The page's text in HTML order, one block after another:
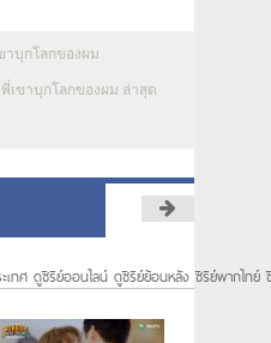
าบุกโลกของผม
พี่เขาบุกโลกของผม ล่าสุด
ทศ ดูซีรีย์ออนไลน์ ดูซีรีย์ย้อนหลัง ซีรีย์พากไทย์